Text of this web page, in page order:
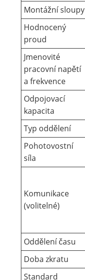
Montážní sloupy
Hodnocený
proud
Jmenovité
pracovní napětí
a frekvence
Odpojovací
kapacita
Typ oddělení
Pohotovostní
síla
Komunikace
(volitelné)
Oddělení času
Doba zkratu
Standard